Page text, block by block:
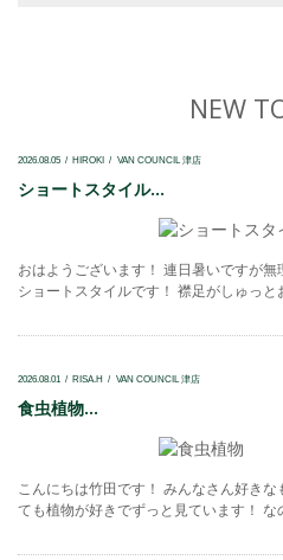
NEW
2026.08.05 HIROKI VAN COUNCIL 津店
ショートスタイル...
おはようございます！ 連日暑いですが
ショートスタイルです！ 襟足がしゅっ
2026.08.01 RISA.H VAN COUNCIL 津店
食虫植物...
こんにちは竹田です！ みんなさん好き
ても植物が好きでずっと見ています！